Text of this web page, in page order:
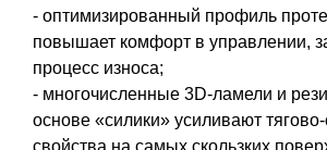
- оптимизированный профиль
повышает комфорт в управлении,
процесс износа;
- многочисленные 3D-ламели и
основе «силики» усиливают
свойства на самых скользких